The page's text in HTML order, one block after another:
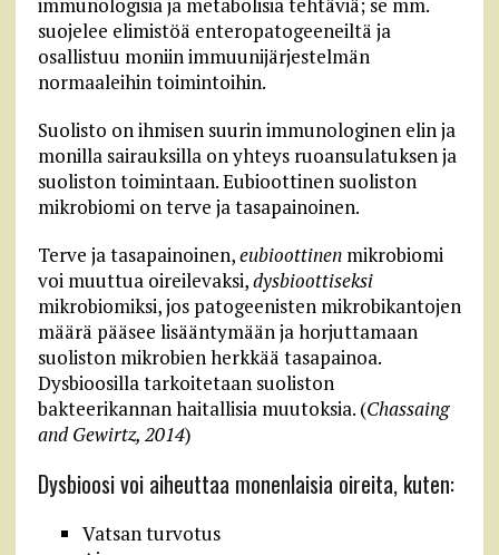
suojelee elimistöä enteropatogeeneiltä ja
osallistuu moniin immuunijärjestelmän
normaaleihin toimintoihin.
Suolisto on ihmisen suurin immunologinen elin ja
monilla sairauksilla on yhteys ruoansulatuksen ja
suoliston toimintaan. Eubioottinen suoliston
mikrobiomi on terve ja tasapainoinen.
Terve ja tasapainoinen,eubioottinenmikrobiomi
voi muuttua oireilevaksi,dysbioottiseksi
mikrobiomiksi, jos patogeenisten mikrobikantojen
määrä pääsee lisääntymään ja horjuttamaan
suoliston mikrobien herkkää tasapainoa.
Dysbioosilla tarkoitetaan suoliston
bakteerikannan haitallisia muutoksia. (Chassaing
and Gewirtz, 2014)
Dysbioosi voi aiheuttaa monenlaisia oireita, kuten:
Vatsan turvotus